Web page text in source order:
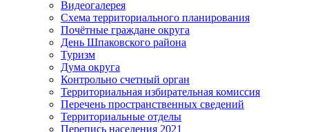
Видеогалерея
Схема территориального планирования
Почётные граждане округа
День Шпаковского района
Туризм
Дума округа
Контрольно счетный орган
Территориальная избирательная комиссия
Перечень пространственных сведений
Территориальные отделы
Перепись населения 2021